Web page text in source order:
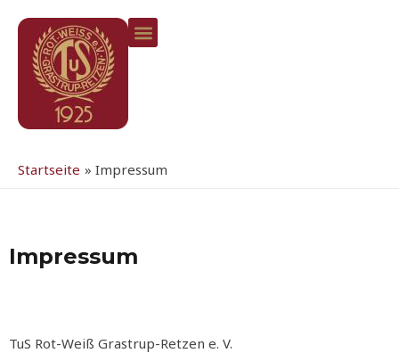
Inhalt
springen
Startseite Impressum
Impressum
TuS Rot-Weiß Grastrup-Retzen e. V.